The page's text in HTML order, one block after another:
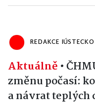
REDAKCE IÚSTECKO
Aktuálně •
změnu počasí:
a návrat teplých